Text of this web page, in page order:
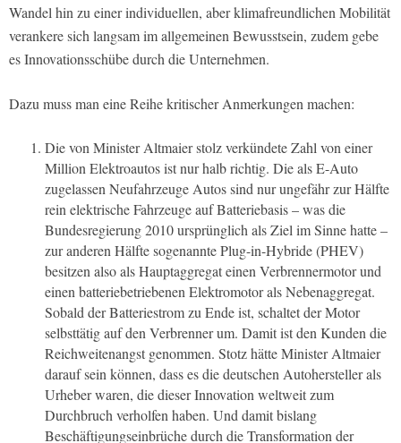
Wandel hin zu einer individuellen, aber klimafreundlichen Mobilität
verankere sich langsam im allgemeinen Bewusstsein, zudem gebe
es Innovationsschübe durch die Unternehmen.
Dazu muss man eine Reihe kritischer Anmerkungen machen:
Die von Minister Altmaier stolz verkündete Zahl von einer
Million Elektroautos ist nur halb richtig. Die als E-Auto
zugelassen Neufahrzeuge Autos sind nur ungefähr zur Hälfte
rein elektrische Fahrzeuge auf Batteriebasis – was die
Bundesregierung 2010 ursprünglich als Ziel im Sinne hatte –
zur anderen Hälfte sogenannte Plug-in-Hybride (PHEV)
besitzen also als Hauptaggregat einen Verbrennermotor und
einen batteriebetriebenen Elektromotor als Nebenaggregat.
Sobald der Batteriestrom zu Ende ist, schaltet der Motor
selbsttätig auf den Verbrenner um. Damit ist den Kunden die
Reichweitenangst genommen. Stotz hätte Minister Altmaier
darauf sein können, dass es die deutschen Autohersteller als
Urheber waren, die dieser Innovation weltweit zum
Durchbruch verholfen haben. Und damit bislang
Beschäftigungseinbrüche durch die Transformation der